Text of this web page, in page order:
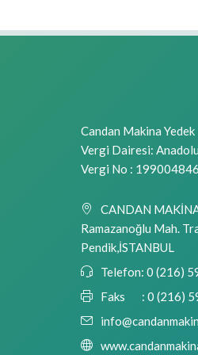
Candan Makina
Vergi Dairesi:
Vergi No :
CANDAN
Ramazanoğlu Mah.
Pendik,İSTANBUL
Telefon: 0 (216)
Faks : 0 (216)